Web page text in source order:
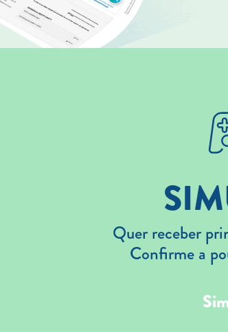
Quer receber
Confirme a